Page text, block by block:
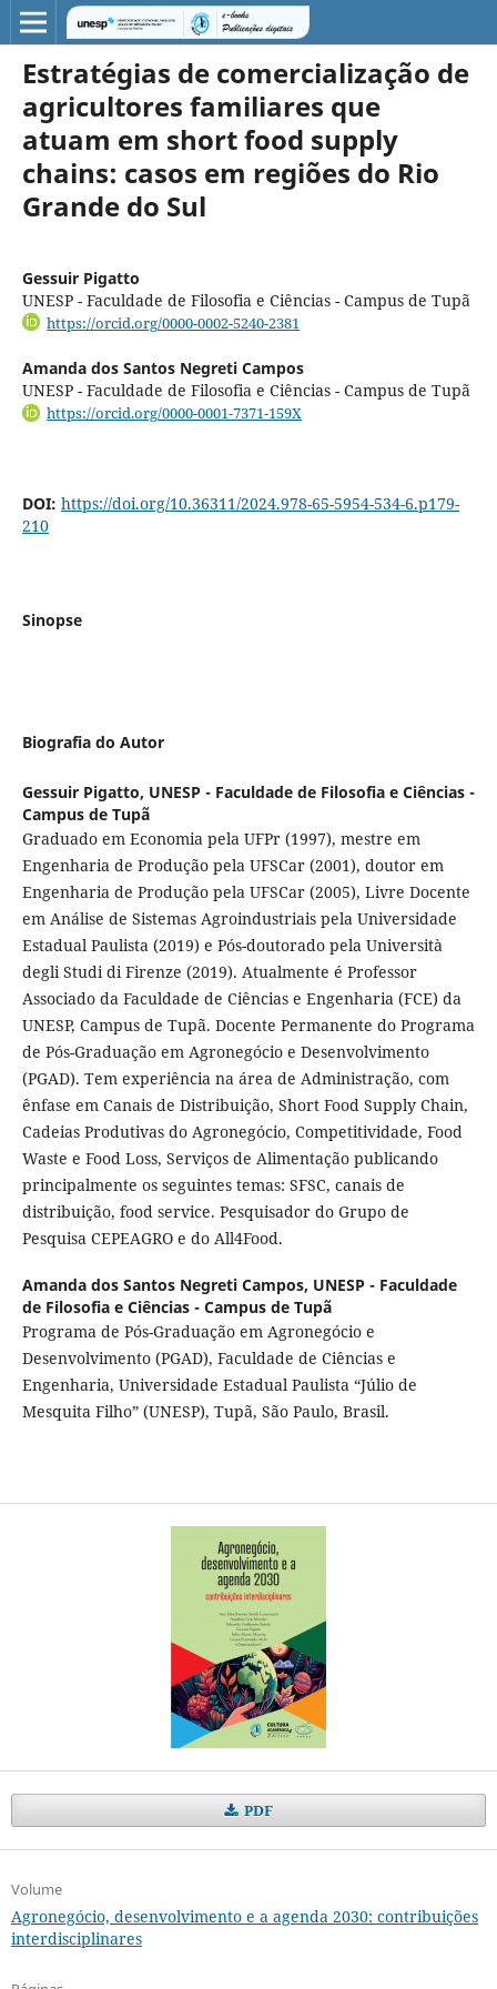
Estratégias de comercialização de
agricultores familiares que
atuam em short food supply
chains: casos em regiões do Rio
Grande do Sul
Gessuir Pigatto
UNESP - Faculdade de Filosofia e Ciências - Campus de Tupã
https://orcid.org/0000-0002-5240-2381
Amanda dos Santos Negreti Campos
UNESP - Faculdade de Filosofia e Ciências - Campus de Tupã
https://orcid.org/0000-0001-7371-159X
DOI: https://doi.org/10.36311/2024.978-65-5954-534-6.p179-
210
Sinopse
Biografia do Autor
Gessuir Pigatto, UNESP - Faculdade de Filosofia e Ciências -
Campus de Tupã
Graduado em Economia pela UFPr (1997), mestre em
Engenharia de Produção pela UFSCar (2001), doutor em
Engenharia de Produção pela UFSCar (2005), Livre Docente
em Análise de Sistemas Agroindustriais pela Universidade
Estadual Paulista (2019) e Pós-doutorado pela Università
degli Studi di Firenze (2019). Atualmente é Professor
Associado da Faculdade de Ciências e Engenharia (FCE) da
UNESP, Campus de Tupã. Docente Permanente do Programa
de Pós-Graduação em Agronegócio e Desenvolvimento
(PGAD). Tem experiência na área de Administração, com
ênfase em Canais de Distribuição, Short Food Supply Chain,
Cadeias Produtivas do Agronegócio, Competitividade, Food
Waste e Food Loss, Serviços de Alimentação publicando
principalmente os seguintes temas: SFSC, canais de
distribuição, food service. Pesquisador do Grupo de
Pesquisa CEPEAGRO e do All4Food.
Amanda dos Santos Negreti Campos, UNESP - Faculdade
de Filosofia e Ciências - Campus de Tupã
Programa de Pós-Graduação em Agronegócio e
Desenvolvimento (PGAD), Faculdade de Ciências e
Engenharia, Universidade Estadual Paulista “Júlio de
Mesquita Filho” (UNESP), Tupã, São Paulo, Brasil.
PDF
Volume
Agronegócio, desenvolvimento e a agenda 2030: contribuições
interdisciplinares